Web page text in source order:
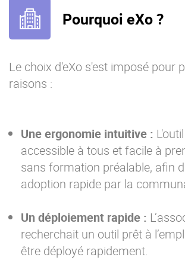
Pourquoi eXo ?
Le choix d'eXo s'est imposé pour
raisons :
Une ergonomie intuitive :
accessible à tous et facile à
sans formation préalable, afin
adoption rapide par la
Un déploiement rapide :
recherchait un outil prêt à
être déployé rapidement.